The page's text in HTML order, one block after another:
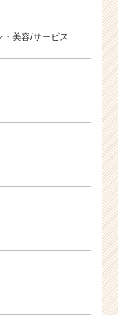
・美容/サービス